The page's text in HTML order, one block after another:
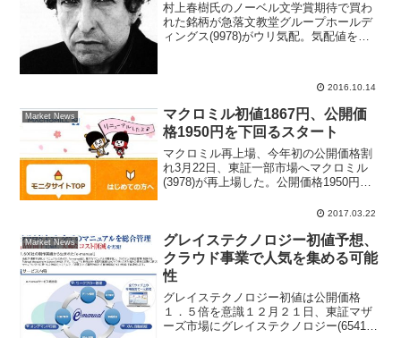
村上春樹氏のノーベル文学賞期待で買わ
れた銘柄が急落文教堂グループホールデ
ィングス(9978)がウリ気配。気配値を前
2016.10.14
Market News
マクロミル初値1867円、公開価
格1950円を下回るスタート
マクロミル再上場、今年初の公開価格割
れ3月22日、東証一部市場へマクロミル
(3978)が再上場した。公開価格1950円に
は公開価格を4.3％下回る形でスタートと
を...
2017.03.22
Market News
グレイステクノロジー初値予想、
クラウド事業で人気を集める可能
性
グレイステクノロジー初値は公開価格
１．５倍を意識１２月２１日、東証マザ
ーズ市場にグレイステクノロジー(6541)